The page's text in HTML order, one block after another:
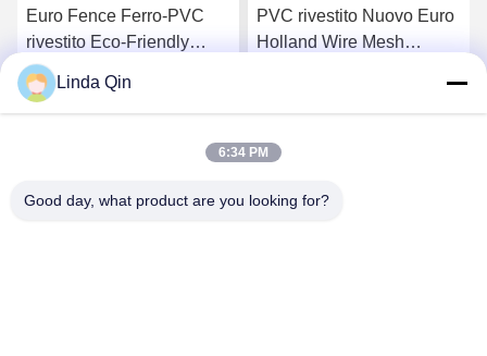
Euro Fence Ferro-PVC
rivestito Eco-Friendly
Garden Wire Mesh
Fencing per la protezione
agricola
Chatta Ora
PVC rivestito Nuovo Euro
Holland Wire Mesh
Factory Plastic Coated
Wire Mesh
Chatta Ora
Linda Qin
6:34 PM
Good day, what product are you looking for?